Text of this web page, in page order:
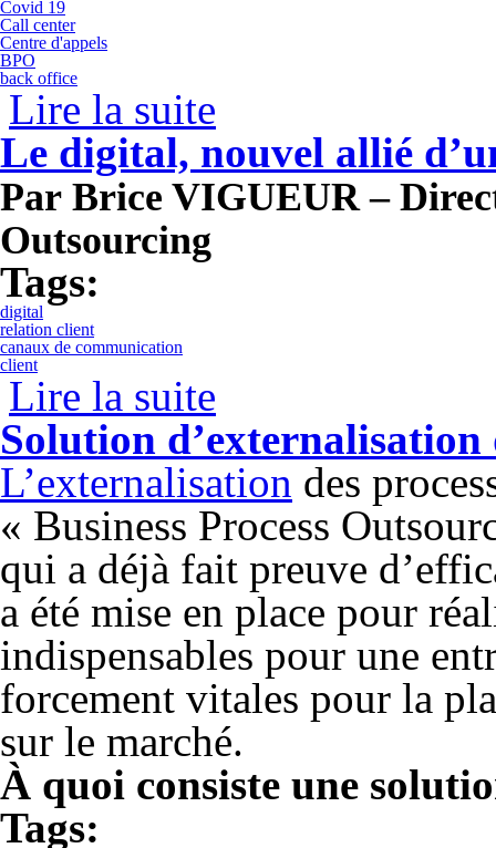
Covid 19
Call center
Centre d'appels
BPO
back office
Lire la suite
Le digital, nouvel allié
Par Brice VIGUEUR –
Outsourcing
Tags:
digital
relation client
canaux de communication
client
Lire la suite
Solution d’externalisation
L’externalisation des
« Business Process
qui a déjà fait preuve
a été mise en place pour
indispensables pour une
forcement vitales pour la
sur le marché.
À quoi consiste une
Tags: